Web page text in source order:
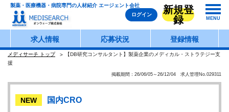
製薬・医療機器・病院専門の人材紹介 エージェント会社
ログイン
新規登
録
MENU
求人情報 応募状況 登録情報
メディサーチ トップ
【DB研究コンサルタント】製薬企業のメディカル・ストラテジー支
援
掲載期間：26/06/05～26/12/04 求人管理No.029311
NEW 国内CRO